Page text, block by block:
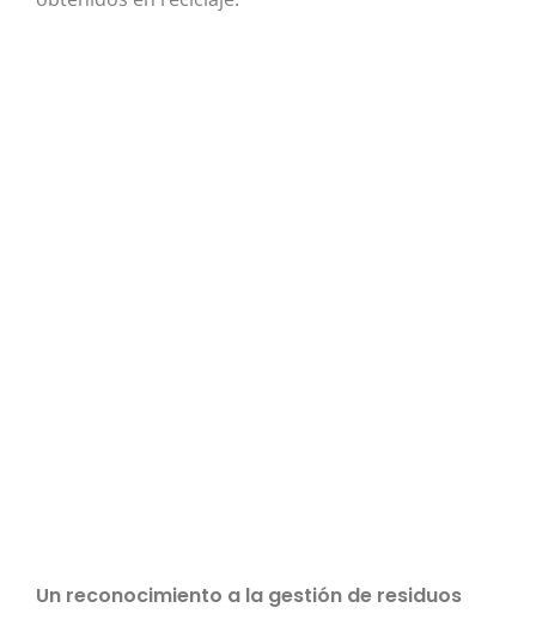
Un reconocimiento a la gestión de residuos